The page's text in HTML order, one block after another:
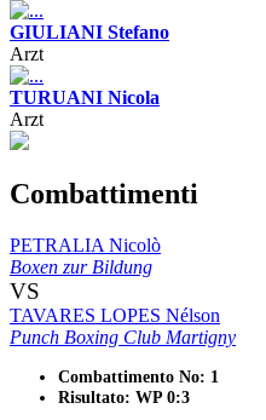
GIULIANI Stefano
Arzt
TURUANI Nicola
Arzt
Combattimenti
PETRALIA Nicolò
Boxen zur Bildung
VS
TAVARES LOPES Nélson
Punch Boxing Club Martigny
Combattimento No: 1
Risultato: WP 0:3